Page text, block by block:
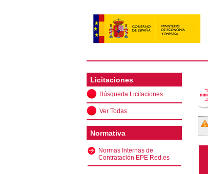
Licitaciones
Búsqueda Licitaciones
Ver Todas
Normativa
Normas Internas de
Contratación EPE Red.es